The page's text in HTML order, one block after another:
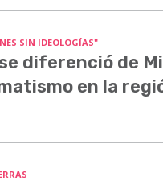
SIN IDEOLOGÍAS"
diferenció de
en la